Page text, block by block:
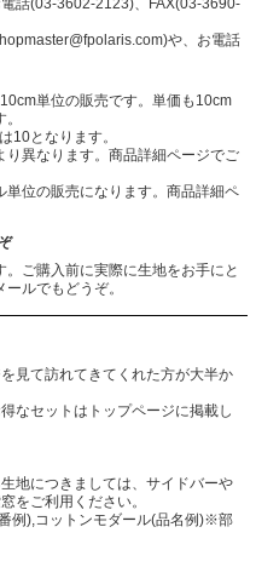
話(03-3602-2123)、FAX(03-3690-
や、お電話
単位の販売です。単価も10cm
10となります。
り異なります。商品詳細ページでご
位の販売になります。商品詳細ペ
ご購入前に実際に生地をお手にと
ルでもどうぞ。
見て訪れてきてくれた方が大半か
なセットはトップページに掲載し
地につきましては、サイドバーや
をご利用ください。
例),コットンモダール(品名例)※部